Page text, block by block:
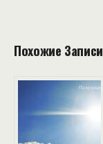
Похожие Записи